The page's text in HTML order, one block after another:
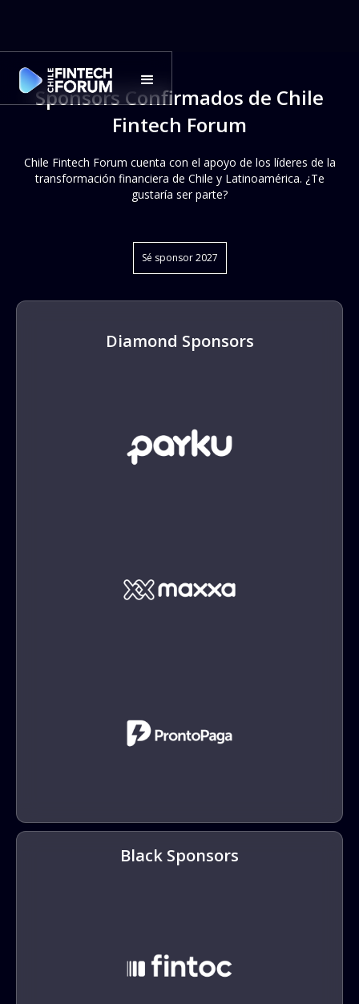
Sponsors Confirmados de Chile
Fintech Forum
Chile Fintech Forum cuenta con el apoyo de los líderes de la
transformación financiera de Chile y Latinoamérica. ¿Te
gustaría ser parte?
Sé sponsor 2027
Diamond Sponsors
Black Sponsors